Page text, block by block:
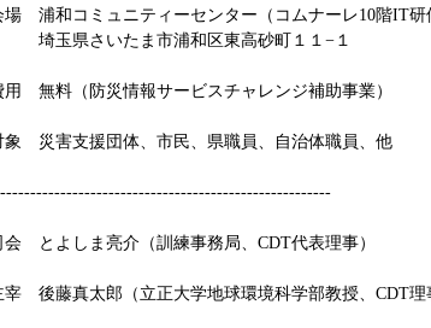
場　浦和コミュニティーセンター（コムナーレ10階IT研
玉県さいたま市浦和区東高砂町１１−１
用　無料（防災情報サービスチャレンジ補助事業）
象　災害支援団体、市民、県職員、自治体職員、他
会　とよしま亮介（訓練事務局、CDT代表理事）
宰　後藤真太郎（立正大学地球環境科学部教授、CDT理